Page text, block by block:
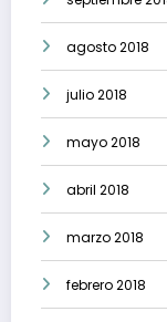
agosto 2018
julio 2018
mayo 2018
abril 2018
marzo 2018
febrero 2018